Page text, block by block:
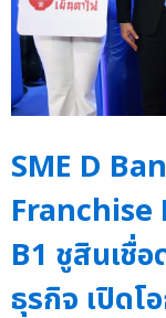
SME D
B1 ชูสินเชื่
ธุรกิจ เปิดโ